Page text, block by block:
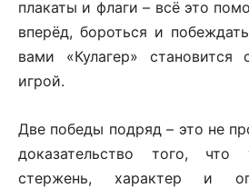
плакаты и флаги – всё это
вперёд, бороться и
вами «Кулагер»
игрой.
Две победы подряд – это не
доказательство того,
стержень, характер и